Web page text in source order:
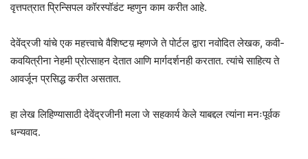
वृत्तपत्रात प्रिन्सिपल कॉरस्पॉडंट म्हणुन काम करीत आहे.
देवेंद्रजी यांचे एक महत्त्वाचे वैशिष्टय़ म्हणजे ते पोर्टल द्वारा नवोदित लेखक, कवी-
कवयित्रीना नेहमी प्रोत्साहन देतात आणि मार्गदर्शनही करतात. त्यांचे साहित्य ते
आवर्जून प्रसिद्ध करीत असतात.
हा लेख लिहिण्यासाठी देवेंद्रजीनी मला जे सहकार्य केले याबद्दल त्यांना मनःपूर्वक
धन्यवाद.